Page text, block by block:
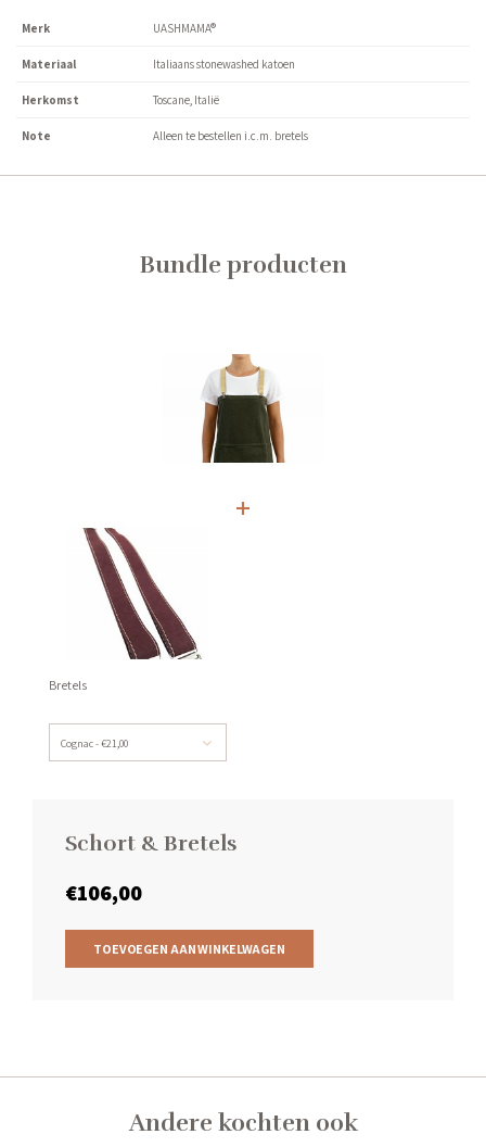
Merk UASHMAMA®
Materiaal Italiaans stonewashed katoen
Herkomst Toscane, Italië
Note Alleen te bestellen i.c.m. bretels
Bundle producten
+
Bretels
Cognac - €21,00
Schort & Bretels
€106,00
TOEVOEGEN AAN WINKELWAGEN
Andere kochten ook